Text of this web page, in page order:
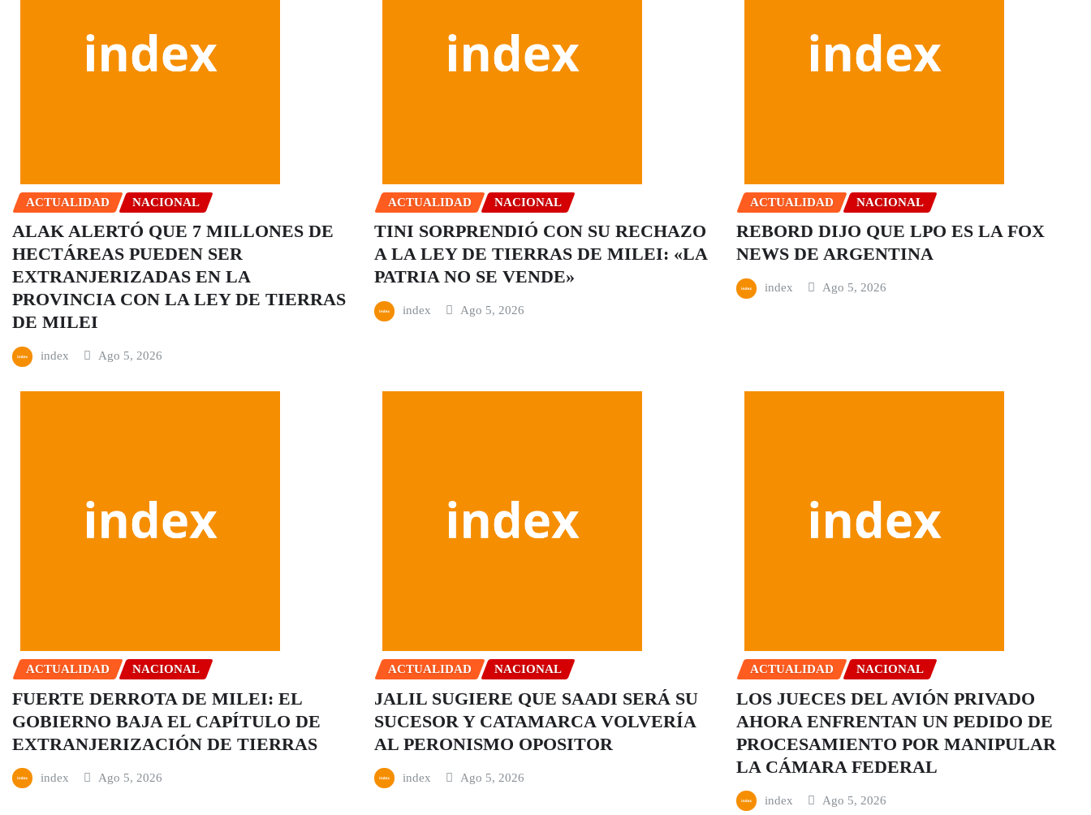
ACTUALIDAD NACIONAL
ALAK ALERTÓ QUE 7 MILLONES DE
HECTÁREAS PUEDEN SER
EXTRANJERIZADAS EN LA
PROVINCIA CON LA LEY DE TIERRAS
DE MILEI
index Ago 5, 2026
ACTUALIDAD NACIONAL
TINI SORPRENDIÓ CON SU RECHAZO
A LA LEY DE TIERRAS DE MILEI: «LA
PATRIA NO SE VENDE»
index Ago 5, 2026
ACTUALIDAD NACIONAL
REBORD DIJO QUE LPO ES LA FOX
NEWS DE ARGENTINA
index Ago 5, 2026
ACTUALIDAD NACIONAL
FUERTE DERROTA DE MILEI: EL
GOBIERNO BAJA EL CAPÍTULO DE
EXTRANJERIZACIÓN DE TIERRAS
index Ago 5, 2026
ACTUALIDAD NACIONAL
JALIL SUGIERE QUE SAADI SERÁ SU
SUCESOR Y CATAMARCA VOLVERÍA
AL PERONISMO OPOSITOR
index Ago 5, 2026
ACTUALIDAD NACIONAL
LOS JUECES DEL AVIÓN PRIVADO
AHORA ENFRENTAN UN PEDIDO DE
PROCESAMIENTO POR MANIPULAR
LA CÁMARA FEDERAL
index Ago 5, 2026